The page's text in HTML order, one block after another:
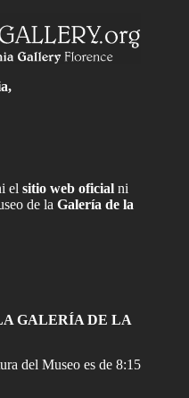
el sitio web oficial ni
de la Galería de la
GALERÍA DE LA
del Museo es de 8:15